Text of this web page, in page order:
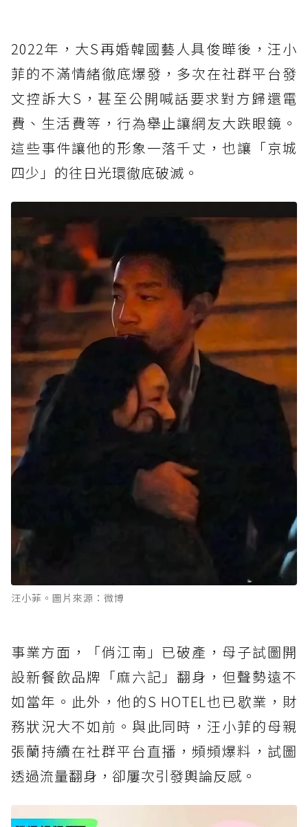
2022年，大S再婚韓國藝人具俊曄後，汪小
菲的不滿情緒徹底爆發，多次在社群平台發
文控訴大S，甚至公開喊話要求對方歸還電
費、生活費等，行為舉止讓網友大跌眼鏡。
這些事件讓他的形象一落千丈，也讓「京城
四少」的往日光環徹底破滅。
汪小菲。圖片來源：微博
事業方面，「俏江南」已破產，母子試圖開
設新餐飲品牌「麻六記」翻身，但聲勢遠不
如當年。此外，他的S HOTEL也已歇業，財
務狀況大不如前。與此同時，汪小菲的母親
張蘭持續在社群平台直播，頻頻爆料，試圖
透過流量翻身，卻屢次引發輿論反感。